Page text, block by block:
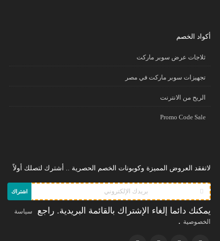
أكواد الخصم
ثلاجات عرض سوبر ماركت
تجهيزات سوبر ماركت في مصر
الريح من الانترنت
Promo Code Sale
لاتفقد العروض المميزة وكوبونات الخصم الحصرية .. أشترك لتصلك أولاً
اشتراك
يمكنك دائما إلغاء الإشتراك بالقائمة البريدية. راجع
سياسة
الخصوصية .